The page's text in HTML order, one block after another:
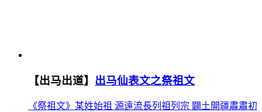
【出马出道】 出马仙表文之祭祖文
《祭祖文》某姓始祖 源遠流長列祖列宗 闢土開疆肅肅初